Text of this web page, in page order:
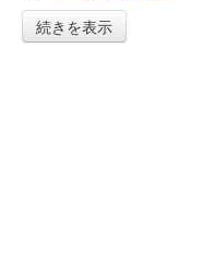
続きを表示